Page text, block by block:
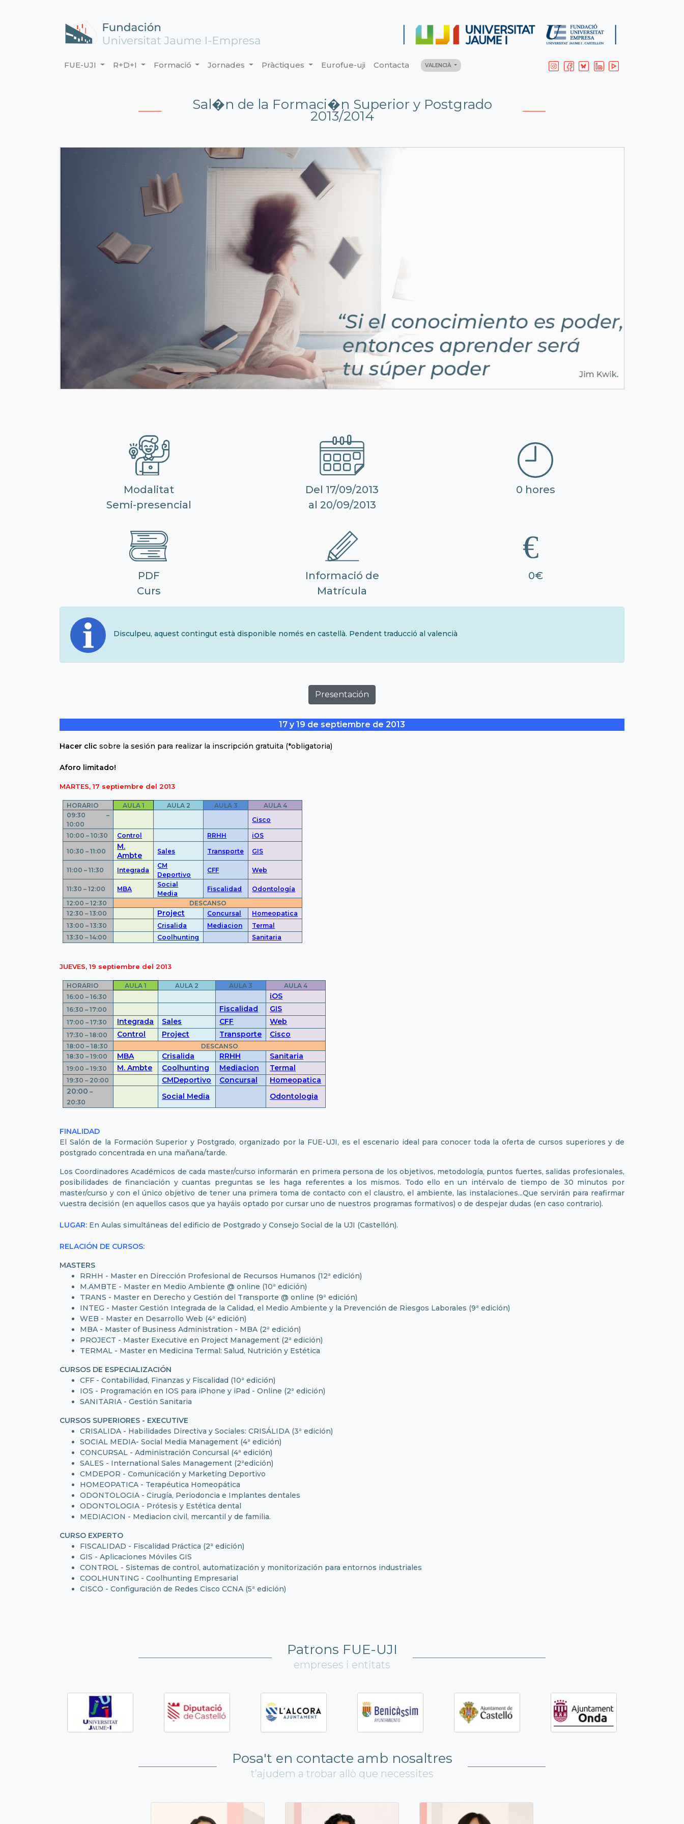
FUE-UJI R+D+I Formació Jornades Pràctiques Eurofue-uji Contacta VALENCIÀ
Sal�n de la Formaci�n Superior y Postgrado
2013/2014
Modalitat
Semi-presencial
Del 17/09/2013
al 20/09/2013
0 hores
PDF
Curs
Informació de
Matrícula
0€
Disculpeu, aquest contingut està disponible només en castellà. Pendent traducció al valencià
Presentación
17 y 19 de septiembre de 2013
Hacer clic sobre la sesión para realizar la inscripción gratuita (*obligatoria)
Aforo limitado!
MARTES, 17 septiembre del 2013
HORARIO AULA 1 AULA 2 AULA 3
AULA 4
09:30 –
10:00
Cisco
10:00 – 10:30 Control RRHH iOS
10:30 – 11:00
M.
Ambte
Sales Transporte GIS
11:00 – 11:30 Integrada
CM
Deportivo
CFF Web
11:30 – 12:00 MBA
Social
Media
Fiscalidad Odontología
12:00 – 12:30
DESCANSO
12:30 – 13:00
Project Concursal
Homeopatica
13:00 – 13:30
Crisalida Mediacion
Termal
13:30 – 14:00
Coolhunting Sanitaria
JUEVES, 19 septiembre del 2013
HORARIO AULA 1 AULA 2 AULA 3
AULA 4
16:00 – 16:30
iOS
16:30 – 17:00 Fiscalidad GIS
17:00 – 17:30 Integrada Sales CFF Web
17:30 – 18:00 Control Project Transporte Cisco
18:00 – 18:30
DESCANSO
18:30 – 19:00
MBA Crisalida RRHH Sanitaria
19:00 – 19:30 M. Ambte Coolhunting Mediacion Termal
19:30 – 20:00 CMDeportivo Concursal
Homeopatica
20:00 –
20:30
Social Media Odontologia
FINALIDAD
El Salón de la Formación Superior y Postgrado, organizado por la FUE-UJI, es el escenario ideal para conocer toda la oferta de cursos superiores y de
postgrado concentrada en una mañana/tarde.
Los Coordinadores Académicos de cada master/curso informarán en primera persona de los objetivos, metodología, puntos fuertes, salidas profesionales,
posibilidades de financiación y cuantas preguntas se les haga referentes a los mismos. Todo ello en un intérvalo de tiempo de 30 minutos por
master/curso y con el único objetivo de tener una primera toma de contacto con el claustro, el ambiente, las instalaciones...Que servirán para reafirmar
vuestra decisión (en aquellos casos que ya hayáis optado por cursar uno de nuestros programas formativos) o de despejar dudas (en caso contrario).
LUGAR: En Aulas simultáneas del edificio de Postgrado y Consejo Social de la UJI (Castellón).
RELACIÓN DE CURSOS:
MASTERS
RRHH - Master en Dirección Profesional de Recursos Humanos (12ª edición)
M.AMBTE - Master en Medio Ambiente @ online (10ª edición)
TRANS - Master en Derecho y Gestión del Transporte @ online (9ª edición)
INTEG - Master Gestión Integrada de la Calidad, el Medio Ambiente y la Prevención de Riesgos Laborales (9ª edición)
WEB - Master en Desarrollo Web (4ª edición)
MBA - Master of Business Administration - MBA (2ª edición)
PROJECT - Master Executive en Project Management (2ª edición)
TERMAL - Master en Medicina Termal: Salud, Nutrición y Estética
CURSOS DE ESPECIALIZACIÓN
CFF - Contabilidad, Finanzas y Fiscalidad (10ª edición)
IOS - Programación en IOS para iPhone y iPad - Online (2ª edición)
SANITARIA - Gestión Sanitaria
CURSOS SUPERIORES - EXECUTIVE
CRISALIDA - Habilidades Directiva y Sociales: CRISÁLIDA (3ª edición)
SOCIAL MEDIA- Social Media Management (4ª edición)
CONCURSAL - Administración Concursal (4ª edición)
SALES - International Sales Management (2ªedición)
CMDEPOR - Comunicación y Marketing Deportivo
HOMEOPATICA - Terapéutica Homeopática
ODONTOLOGIA - Cirugía, Periodoncia e Implantes dentales
ODONTOLOGIA - Prótesis y Estética dental
MEDIACION - Mediacion civil, mercantil y de familia.
CURSO EXPERTO
FISCALIDAD - Fiscalidad Práctica (2ª edición)
GIS - Aplicaciones Móviles GIS
CONTROL - Sistemas de control, automatización y monitorización para entornos industriales
COOLHUNTING - Coolhunting Empresarial
CISCO - Configuración de Redes Cisco CCNA (5ª edición)
Patrons FUE-UJI
empreses i entitats
Posa't en contacte amb nosaltres
t’ajudem a trobar allò que necessites